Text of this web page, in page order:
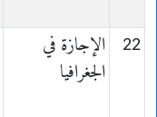
22
الإجازة في
الجغرافيا